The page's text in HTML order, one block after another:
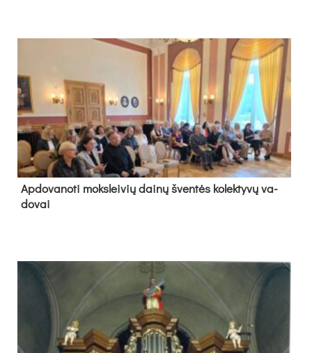
Ap­do­va­no­ti moks­lei­vių dai­nų šven­tės ko­lek­ty­vų va­
do­vai